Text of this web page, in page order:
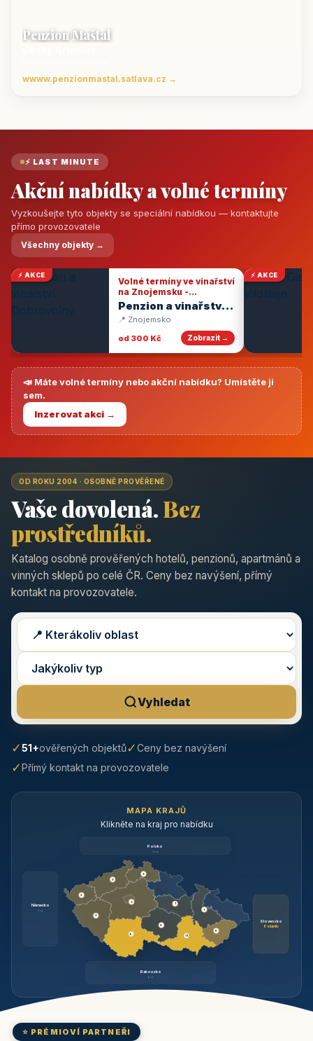
Penzion Maštal
wwww.penzionmastal.satlava.cz →
⚡ LAST MINUTE
Akční nabídky a volné termíny
Vyzkoušejte tyto objekty se speciální nabídkou — kontaktujte
přímo provozovatele
Všechny objekty →
⚡ AKCE
Volné termíny ve vinařství
na Znojemsku -
degustace vín
Penzion a vinařství
Dobrovolný
📍 Znojemsko
od 300 Kč
Zobrazit →
⚡ AKCE
📣 Máte volné termíny nebo akční nabídku? Umístěte ji
sem.
Inzerovat akci →
OD ROKU 2004 · OSOBNĚ PROVĚŘENÉ
Vaše dovolená.Bez
prostředníků.
Katalog osobně prověřených hotelů, penzionů, apartmánů a
vinných sklepů po celé ČR. Ceny bez navýšení, přímý
kontakt na provozovatele.
Vyhledat
✓51+ověřených objektů✓Ceny bez navýšení
✓Přímý kontakt na provozovatele
MAPA KRAJŮ
Klikněte na kraj pro nabídku
Polsko
brzy
Německo
brzy
Slovensko
6 objektů
Rakousko
brzy
3
9
3
3
3
3
1
2
11
1
6
⭐ PRÉMIOVÍ PARTNEŘI